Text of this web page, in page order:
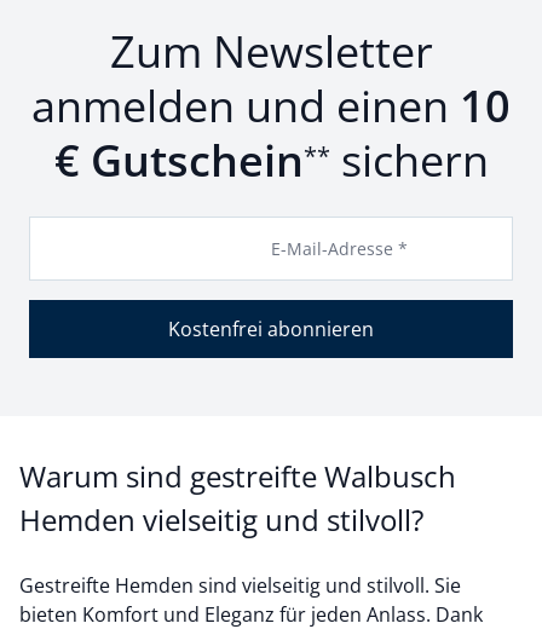
Zum Newsletter
anmelden und einen 10
€ Gutschein** sichern
E-Mail-Adresse *
Kostenfrei abonnieren
Warum sind gestreifte Walbusch
Hemden vielseitig und stilvoll?
Gestreifte Hemden sind vielseitig und stilvoll. Sie
bieten Komfort und Eleganz für jeden Anlass. Dank